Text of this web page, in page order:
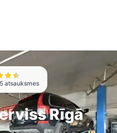
atsauksmes
Rīgā